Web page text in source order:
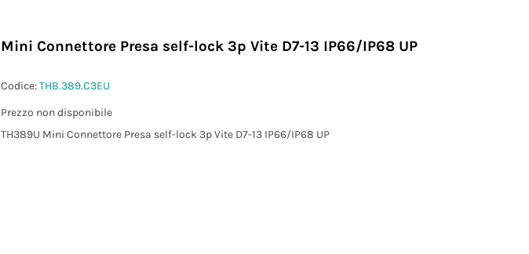
Mini Connettore Presa self-lock 3p Vite D7-13 IP66/IP68 UP
Codice:THB.389.C3EU
Prezzo non disponibile
TH389U Mini Connettore Presa self-lock 3p Vite D7-13 IP66/IP68 UP